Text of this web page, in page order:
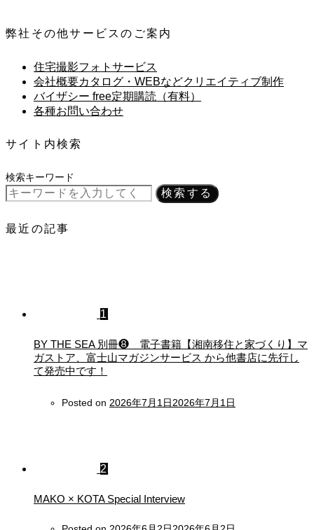
弊社その他サービスのご案内
住宅撮影フォトサービス
会社概要カタログ・WEBなどクリエイティブ制作
バイザシー free定期購読（有料）
各種お問い合わせ
サイト内検索
検索キーワード
検索する
最近の記事
1
BY THE SEA 別冊❽ 電子書籍【湘南移住と家づくり】マ
ガストア、富士山マガジンサービス から他書店に先行し
て発売中です！
Posted on 2026年7月1日2026年7月1日
2
MAKO × KOTA Special Interview